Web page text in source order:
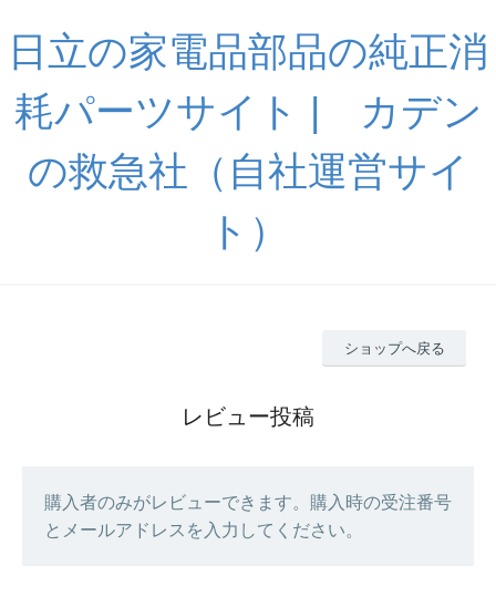
日立の家電品部品の純正消
耗パーツサイト | カデン
の救急社（自社運営サイ
ト）
ショップへ戻る
レビュー投稿
購入者のみがレビューできます。購入時の受注番号
とメールアドレスを入力してください。